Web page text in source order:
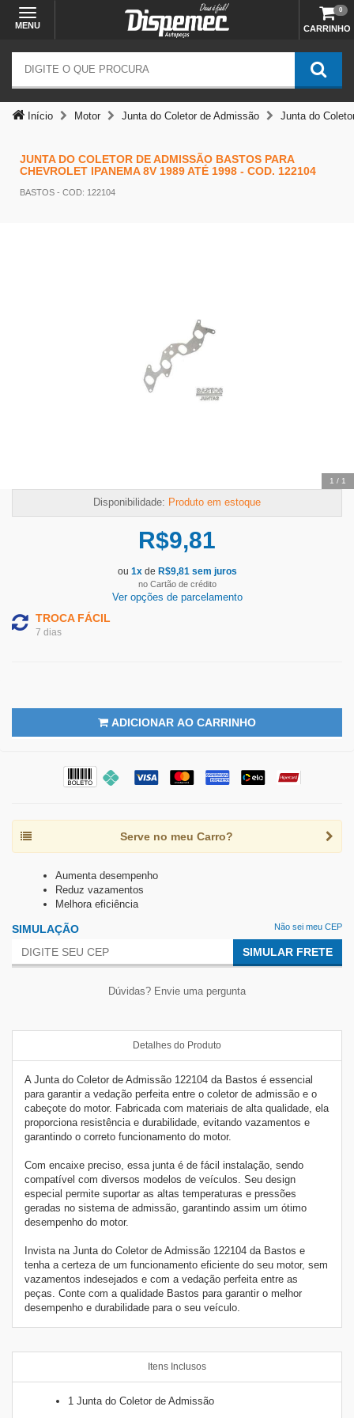
MENU CARRINHO
0
Início Motor Junta do Coletor de Admissão Junta do
JUNTA DO COLETOR DE ADMISSÃO BASTOS PARA
CHEVROLET IPANEMA 8V 1989 ATÉ 1998 - COD. 122104
BASTOS - COD: 122104
1 / 1
Disponibilidade: Produto em estoque
R$9,81
ou 1xde R$9,81sem juros
no Cartão de crédito
Ver opções de parcelamento
TROCA FÁCIL
7 dias
ADICIONAR AO CARRINHO
Serve no meu Carro?
Aumenta desempenho
Reduz vazamentos
Melhora eficiência
SIMULAÇÃO Não sei meu CEP
SIMULAR FRETE
Dúvidas? Envie uma pergunta
Detalhes do Produto
A Junta do Coletor de Admissão 122104 da Bastos é essencial
para garantir a vedação perfeita entre o coletor de admissão e o
cabeçote do motor. Fabricada com materiais de alta qualidade, ela
proporciona resistência e durabilidade, evitando vazamentos e
garantindo o correto funcionamento do motor.
Com encaixe preciso, essa junta é de fácil instalação, sendo
compatível com diversos modelos de veículos. Seu design
especial permite suportar as altas temperaturas e pressões
geradas no sistema de admissão, garantindo assim um ótimo
desempenho do motor.
Invista na Junta do Coletor de Admissão 122104 da Bastos e
tenha a certeza de um funcionamento eficiente do seu motor, sem
vazamentos indesejados e com a vedação perfeita entre as
peças. Conte com a qualidade Bastos para garantir o melhor
desempenho e durabilidade para o seu veículo.
Itens Inclusos
1 Junta do Coletor de Admissão